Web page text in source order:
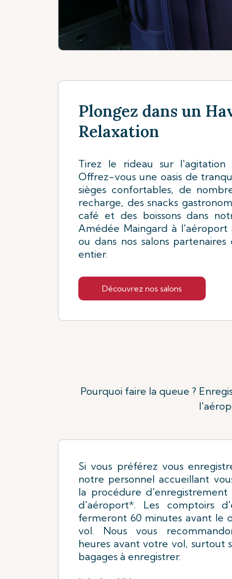
Plongez dans un
Relaxation
Tirez le rideau sur
Offrez-vous une oasis de
sièges confortables, de
recharge, des snacks
café et des boissons dans
Amédée Maingard à l'aéroport
ou dans nos salons
entier.
Découvrez nos salons
Pourquoi faire la queue ?
Si vous préférez vous
notre personnel accueillant
la procédure d'enregistrement
d'aéroport*. Les comptoirs
fermeront 60 minutes avant le
vol. Nous vous
heures avant votre vol, surtout
bagages à enregistrer.